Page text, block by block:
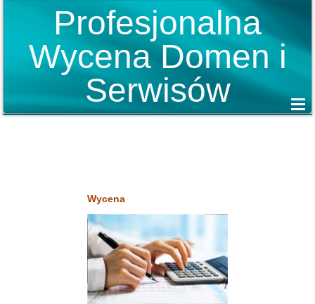
Profesjonalna
Wycena Domen i
Serwisów
Wycena